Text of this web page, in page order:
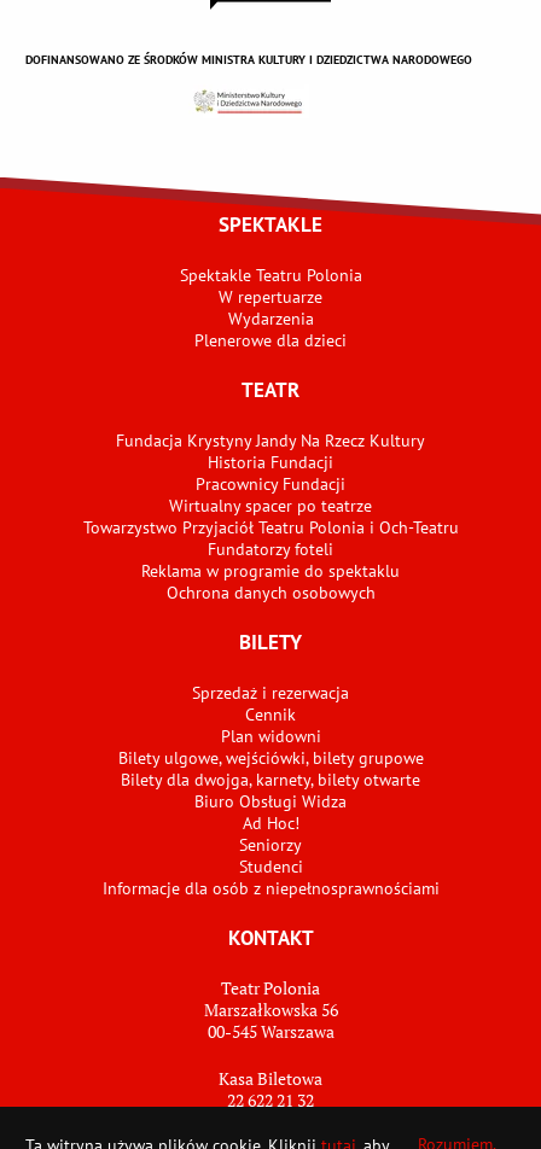
DOFINANSOWANO ZE ŚRODKÓW MINISTRA KULTURY I DZIEDZICTWA NARODOWEGO
SPEKTAKLE
Spektakle Teatru Polonia
W repertuarze
Wydarzenia
Plenerowe dla dzieci
TEATR
Fundacja Krystyny Jandy Na Rzecz Kultury
Historia Fundacji
Pracownicy Fundacji
Wirtualny spacer po teatrze
Towarzystwo Przyjaciół Teatru Polonia i Och-Teatru
Fundatorzy foteli
Reklama w programie do spektaklu
Ochrona danych osobowych
BILETY
Sprzedaż i rezerwacja
Cennik
Plan widowni
Bilety ulgowe, wejściówki, bilety grupowe
Bilety dla dwojga, karnety, bilety otwarte
Biuro Obsługi Widza
Ad Hoc!
Seniorzy
Studenci
Informacje dla osób z niepełnosprawnościami
KONTAKT
Teatr Polonia
Marszałkowska 56
00-545 Warszawa
Kasa Biletowa
22 622 21 32
Rozumiem,